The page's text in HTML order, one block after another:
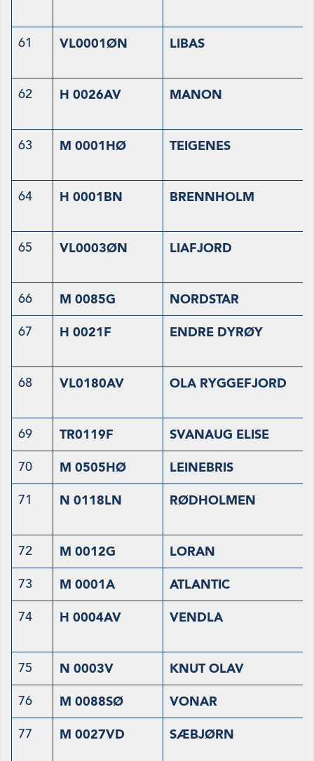
61 VL0001ØN LIBAS
62 H 0026AV MANON
63 M 0001HØ TEIGENES
64 H 0001BN BRENNHOLM
65 VL0003ØN LIAFJORD
66 M 0085G NORDSTAR
67 H 0021F ENDRE DYRØY
68 VL0180AV OLA RYGGEFJORD
69 TR0119F SVANAUG ELISE
70 M 0505HØ LEINEBRIS
71 N 0118LN RØDHOLMEN
72 M 0012G LORAN
73 M 0001A ATLANTIC
74 H 0004AV VENDLA
75 N 0003V KNUT OLAV
76 M 0088SØ VONAR
77 M 0027VD SÆBJØRN